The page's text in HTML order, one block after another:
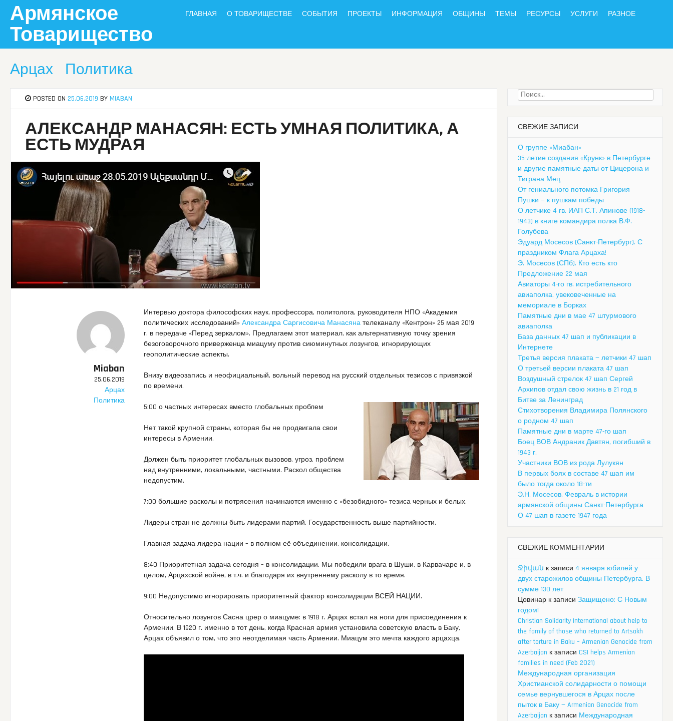
content
Армянское
Товарищество
ГЛАВНАЯ О ТОВАРИЩЕСТВЕ СОБЫТИЯ ПРОЕКТЫ ИНФОРМАЦИЯ ОБЩИНЫ ТЕМЫ РЕСУРСЫ УСЛУГИ РАЗНОЕ
Арцах Политика
POSTED ON 25.06.2019 BY MIABAN
АЛЕКСАНДР МАНАСЯН: ЕСТЬ УМНАЯ ПОЛИТИКА, А
ЕСТЬ МУДРАЯ
Miaban
25.06.2019
Арцах
Политика
Интервью доктора философских наук, профессора, политолога, руководителя НПО «Академия
политических исследований»Александра Саргисовича Манасяна телеканалу «Кентрон» 25 мая 2019
г. в передаче «Перед зеркалом». Предлагаем этот материал, как альтернативную точку зрения
безоговорочного приверженца миацуму против сиюминутных лозунгов, игнорирующих
геополитические аспекты.
Внизу видеозапись и неофициальный, вольный перевод на русский отдельных тезисов с привязкой
по времени.
5:00 о частных интересах вместо глобальных проблем
Нет такой крупной страны, которая бы не продвигала свои
интересы в Армении.
Должен быть приоритет глобальных вызовов, угроз, проблем
над внутренними, локальными, частными. Раскол общества
недопустим.
7:00 большие расколы и потрясения начинаются именно с «безобидного» тезиса черных и белых.
Лидеры стран не должны быть лидерами партий. Государственность выше партийности.
Главная задача лидера нации – в полном её объединении, консолидации.
8:40 Приоритетная задача сегодня – в консолидации. Мы победили врага в Шуши, в Карвачаре и, в
целом, Арцахской войне, в т.ч. и благодаря их внутреннему расколу в то время.
9:00 Недопустимо игнорировать приоритетный фактор консолидации ВСЕЙ НАЦИИ.
Относительно лозунгов Сасна црер о миацуме: в 1918 г. Арцах встал на ноги для присоединения к
Армении. В 1920 г. именно в тот день, когда Красная армия установила советскую власть в Баку,
Арцах объявил о том, что это неотделимая часть Армении. Миацум это мечта каждого арцахца.
Найти:
СВЕЖИЕ ЗАПИСИ
О группе «Миабан»
35-летие создания «Крунк» в Петербурге
и другие памятные даты от Цицерона и
Тиграна Мец
От гениального потомка Григория
Пушки — к пушкам победы
О летчике 4 гв. ИАП С.Т. Апинове (1918-
1943) в книге командира полка В.Ф.
Голубева
Эдуард Мосесов (Санкт-Петербург). С
праздником Флага Арцаха!
Э. Мосесов (СПб). Кто есть кто
Предложение 22 мая
Авиаторы 4-го гв. истребительного
авиаполка, увековеченные на
мемориале в Борках
Памятные дни в мае 47 штурмового
авиаполка
База данных 47 шап и публикации в
Интернете
Третья версия плаката — летчики 47 шап
О третьей версии плаката 47 шап
Воздушный стрелок 47 шап Сергей
Архипов отдал свою жизнь в 21 год в
Битве за Ленинград
Стихотворения Владимира Полянского
о родном 47 шап
Памятные дни в марте 47-го шап
Боец ВОВ Андраник Давтян, погибший в
1943 г.
Участники ВОВ из рода Лулукян
В первых боях в составе 47 шап им
было тогда около 18-ти
Э.Н. Мосесов. Февраль в истории
армянской общины Санкт-Петербурга
О 47 шап в газете 1947 года
СВЕЖИЕ КОММЕНТАРИИ
Ջիվան к записи 4 января юбилей у
двух старожилов общины Петербурга. В
сумме 130 лет
Цовинар к записи Защищено: С Новым
годом!
Christian Solidarity International about help to
the family of those who returned to Artsakh
after torture in Baku – Armenian Genocide from
Azerbaijan к записи CSI helps Armenian
families in need (Feb 2021)
Международная организация
Христианской солидарности о помощи
семье вернувшегося в Арцах после
пыток в Баку — Armenian Genocide from
Azerbaijan к записи Международная